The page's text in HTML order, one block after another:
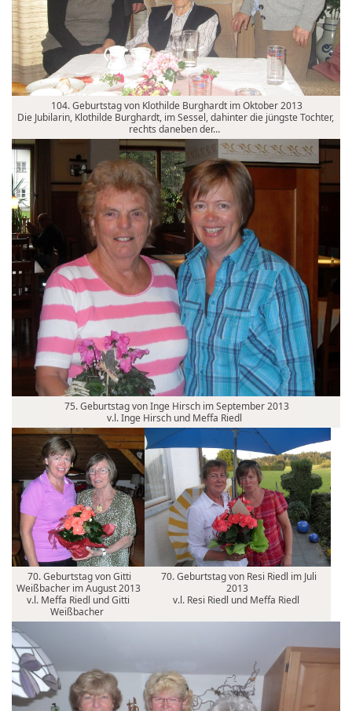
104. Geburtstag von Klothilde Burghardt im Oktober 2013
Die Jubilarin, Klothilde Burghardt, im Sessel, dahinter die jüngste Tochter,
rechts daneben der…
75. Geburtstag von Inge Hirsch im September 2013
v.l. Inge Hirsch und Meffa Riedl
70. Geburtstag von Gitti
Weißbacher im August 2013
v.l. Meffa Riedl und Gitti
Weißbacher
70. Geburtstag von Resi Riedl im Juli
2013
v.l. Resi Riedl und Meffa Riedl